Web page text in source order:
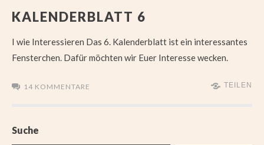
KALENDERBLATT 6
I wie Interessieren Das 6. Kalenderblatt ist ein interessantes
Fensterchen. Dafür möchten wir Euer Interesse wecken.
14 KOMMENTARE TEILEN
Suche